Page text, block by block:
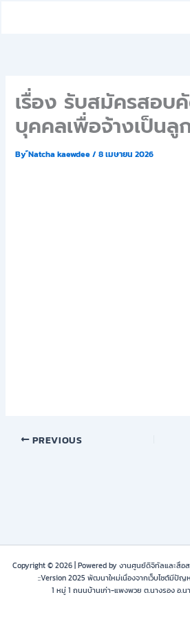
เรื่อง รับสมัครสอบ
บุคคลเพื่อจ้างเป็นลู
By์Natcha kaewdee/8 เมษายน 2026
PREVIOUS
Copyright © 2026 | Powered by งานศูนย์ดิจิทัลและสื่
::Version 2025 พัฒนาใหม่เนื่องจากเว็บไซต์มีปั
1 หมู่ 1 ถนนบ้านเก่า-แพงพวย ต.นางรอง อ.น